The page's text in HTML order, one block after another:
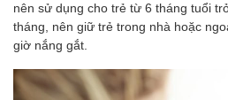
nên sử dụng cho trẻ từ 6 tháng tuổi
tháng, nên giữ trẻ trong nhà hoặc
giờ nắng gắt.